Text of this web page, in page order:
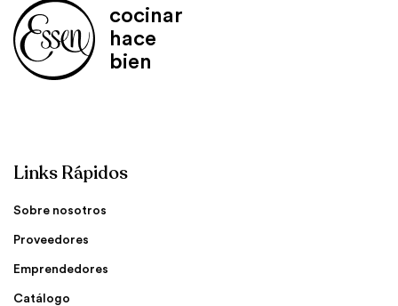
cocinar
hace
bien
Links Rápidos
Sobre nosotros
Proveedores
Emprendedores
Catálogo